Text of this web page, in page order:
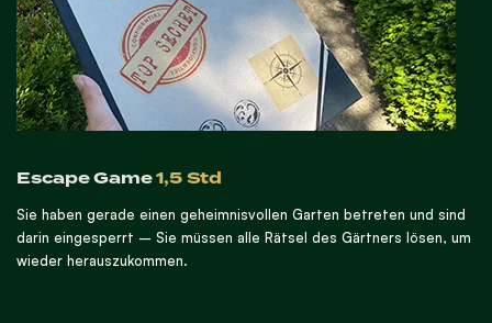
Escape Game1,5 Std
Sie haben gerade einen geheimnisvollen Garten betreten und sind
darin eingesperrt – Sie müssen alle Rätsel des Gärtners lösen, um
wieder herauszukommen.